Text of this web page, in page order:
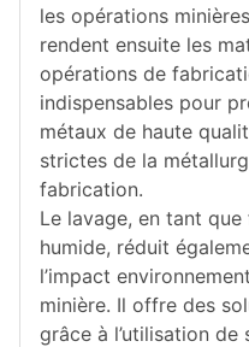
les opérations
rendent ensuite les
opérations de
indispensables pour
métaux de haute
strictes de la
fabrication.
Le lavage, en tant
humide, réduit
l’impact
minière. Il offre des
grâce à l’utilisation